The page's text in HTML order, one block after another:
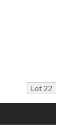
Lot 22